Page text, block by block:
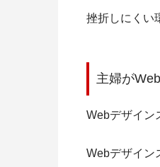
挫折しにくい
主婦が
Webデザイン
Webデザイン